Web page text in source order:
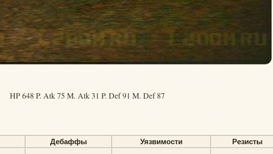
HP 648 P. Atk 75 M. Atk 31 P. Def 91 M. Def 87
Дебаффы Уязвимости Резисты